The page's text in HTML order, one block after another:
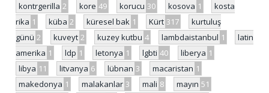
kontrgerilla 2 kore 49 korucu 30 kosova 1
kosta
rika 1 küba 2 küresel bak 1 Kürt 317
kurtuluş
günü 2 kuveyt 2 kuzey kutbu 4 lambdaistanbul 1
latin
amerika 1 ldp 1 letonya 1 lgbti 40 liberya 1
libya 11 litvanya 6 lübnan 3 macaristan 1
makedonya 1 malakanlar 3 mali 8 mayın 51